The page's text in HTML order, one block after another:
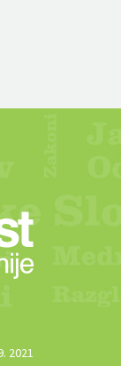
2021